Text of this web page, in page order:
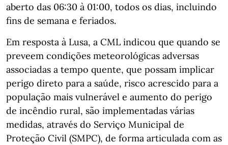
aberto das 06:30 à 01:00, todos os dias, incluindo
fins de semana e feriados.
Em resposta à Lusa, a CML indicou que quando se
preveem condições meteorológicas adversas
associadas a tempo quente, que possam implicar
perigo direto para a saúde, risco acrescido para a
população mais vulnerável e aumento do perigo
de incêndio rural, são implementadas várias
medidas, através do Serviço Municipal de
Proteção Civil (SMPC), de forma articulada com as